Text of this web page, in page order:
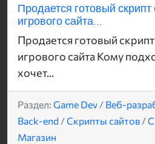
Продается готовый
игрового сайта...
Продается готовый
игрового сайта Кому
хочет...
Раздел: Game Dev / Веб-
Back-end /Скрипты сайтов /
Магазин